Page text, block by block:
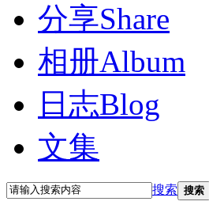
分享Share
相册Album
日志Blog
文集
搜索 搜索